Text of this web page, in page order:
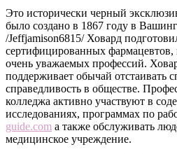
Это исторически черный
было создано в 1867 году в
/Jeffjamison6815/ Ховард
сертифицированных фармацевтов,
очень уважаемых профессий.
поддерживает обычай отстаивать
справедливость в обществе.
колледжа активно участвуют в
исследованиях, программах по
guide.com а также обслуживать
медицинское учреждение.